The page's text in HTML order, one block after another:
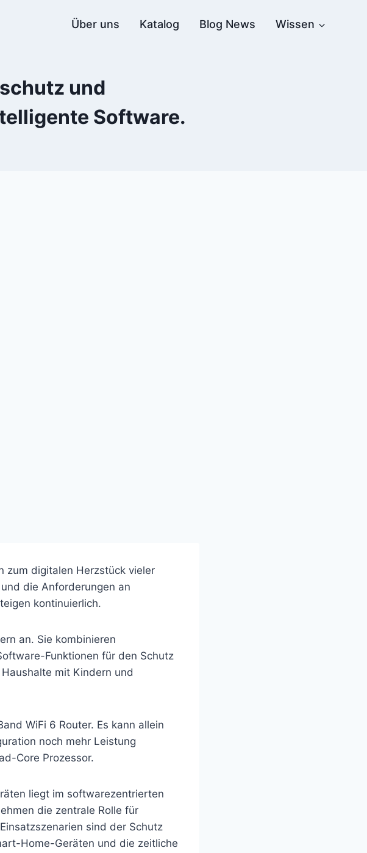
Über uns Katalog Blog News Wissen
und
Software.
zum digitalen Herzstück vieler
die Anforderungen an
kontinuierlich.
an. Sie kombinieren
Funktionen für den Schutz
mit Kindern und
WiFi 6 Router. Es kann allein
noch mehr Leistung
Core Prozessor.
liegt im softwarezentrierten
die zentrale Rolle für
sind der Schutz
Home-Geräten und die zeitliche